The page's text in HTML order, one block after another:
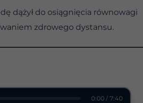
dążył do osiągnięcia równowagi
zdrowego dystansu.
0:00 / 7:40